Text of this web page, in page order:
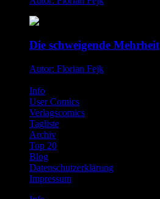
Die schweigende Mehrheit
Autor: Florian Fejk
Info
User Comics
Verlagscomics
Tagliste
Archiv
Top 20
Blog
Datenschutzerklärung
Impressum